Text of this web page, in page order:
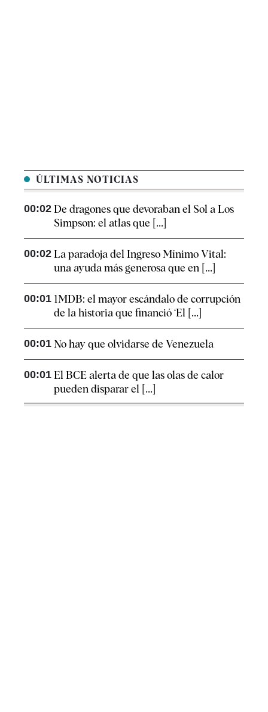
ÚLTIMAS NOTICIAS
00:02 De dragones que devoraban el Sol a Los
Simpson: el atlas que [...]
00:02 La paradoja del Ingreso Mínimo Vital:
una ayuda más generosa que en [...]
00:01 1MDB: el mayor escándalo de corrupción
de la historia que financió ‘El [...]
00:01 No hay que olvidarse de Venezuela
00:01 El BCE alerta de que las olas de calor
pueden disparar el [...]